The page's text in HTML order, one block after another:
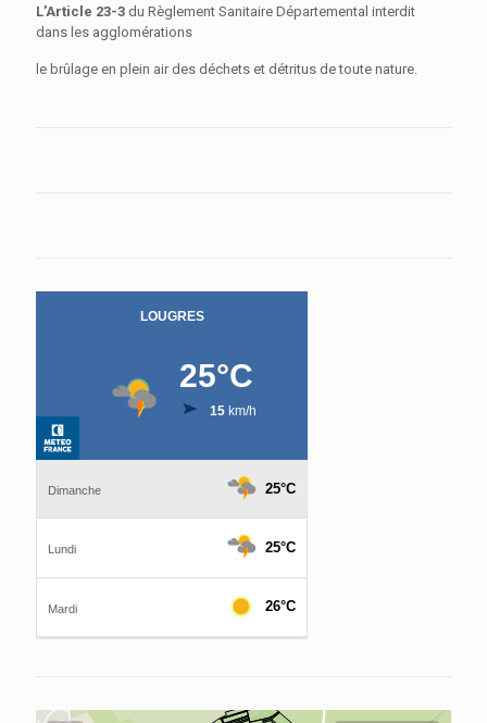
L’Article 23-3 du Règlement Sanitaire Départemental interdit
dans les agglomérations
le brûlage en plein air des déchets et détritus de toute nature.